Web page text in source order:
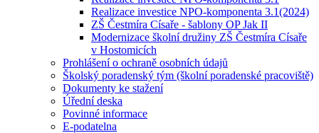
Realizace investice NPO-komponenta 3.1(2024)
ZŠ Čestmíra Císaře - šablony OP Jak II
Modernizace školní družiny ZŠ Čestmíra Císaře
v Hostomicích
Prohlášení o ochraně osobních údajů
Školský poradenský tým (školní poradenské pracoviště)
Dokumenty ke stažení
Úřední deska
Povinné informace
E-podatelna